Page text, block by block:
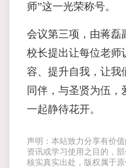
师”这一光荣称号。
会议第三项，由蒋磊
校长提出让每位老师
容、提升自我，让我
同伴，与圣贤为伍，
一起静待花开。
声明：本站致力分享有价
资讯或学习使用之目的，
核实真实出处，版权属于